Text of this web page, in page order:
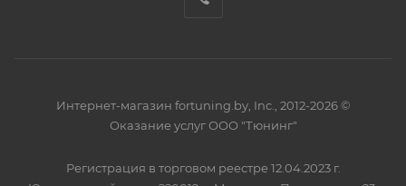
Интернет-магазин fortuning.by, Inc., 2012-2026 ©
Оказание услуг ООО "Тюнинг"
Регистрация в торговом реестре 12.04.2023 г.